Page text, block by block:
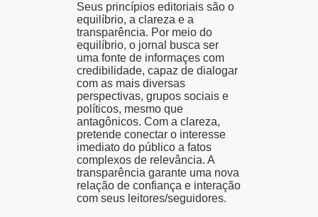
Seus princípios editoriais são o
equilíbrio, a clareza e a
transparência. Por meio do
equilíbrio, o jornal busca ser
uma fonte de informaçes com
credibilidade, capaz de dialogar
com as mais diversas
perspectivas, grupos sociais e
políticos, mesmo que
antagônicos. Com a clareza,
pretende conectar o interesse
imediato do público a fatos
complexos de relevância. A
transparência garante uma nova
relação de confiança e interação
com seus leitores/seguidores.